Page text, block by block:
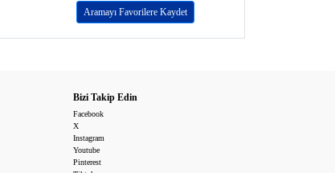
Aramayı Favorilere Kaydet
Bizi Takip Edin
Facebook
X
Instagram
Youtube
Pinterest